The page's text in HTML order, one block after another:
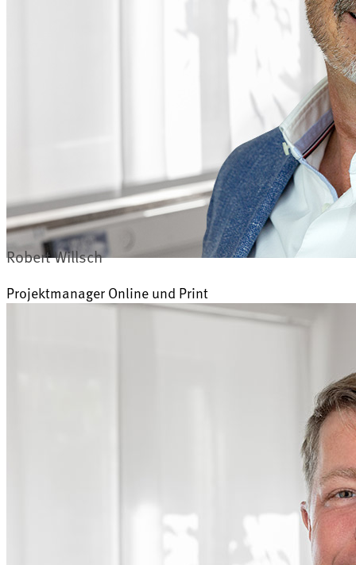
Robert Willsch
Projektmanager Online und Print